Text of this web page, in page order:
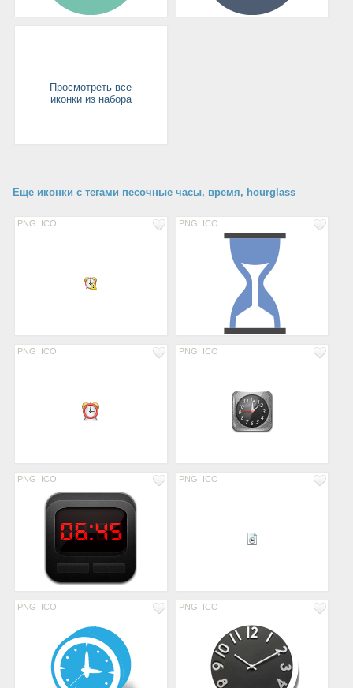
Просмотреть все
иконки из набора
Еще иконки с тегами песочные часы, время, hourglass
PNG ICO PNG ICO
PNG ICO PNG ICO
PNG ICO PNG ICO
PNG ICO PNG ICO